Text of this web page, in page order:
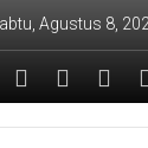
Agustus 8,